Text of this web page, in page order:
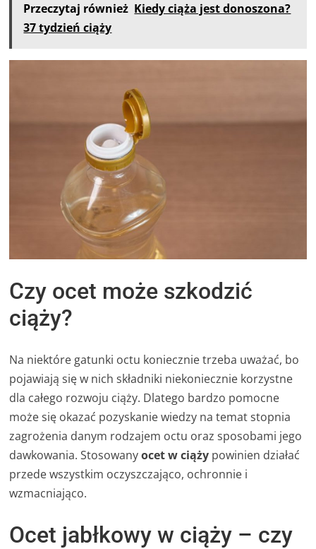
Przeczytaj również Kiedy ciąża jest donoszona?
37 tydzień ciąży
Czy ocet może szkodzić
ciąży?
Na niektóre gatunki octu koniecznie trzeba uważać, bo
pojawiają się w nich składniki niekoniecznie korzystne
dla całego rozwoju ciąży. Dlatego bardzo pomocne
może się okazać pozyskanie wiedzy na temat stopnia
zagrożenia danym rodzajem octu oraz sposobami jego
dawkowania. Stosowanyocet w ciąży powinien działać
przede wszystkim oczyszczająco, ochronnie i
wzmacniająco.
Ocet jabłkowy w ciąży – czy